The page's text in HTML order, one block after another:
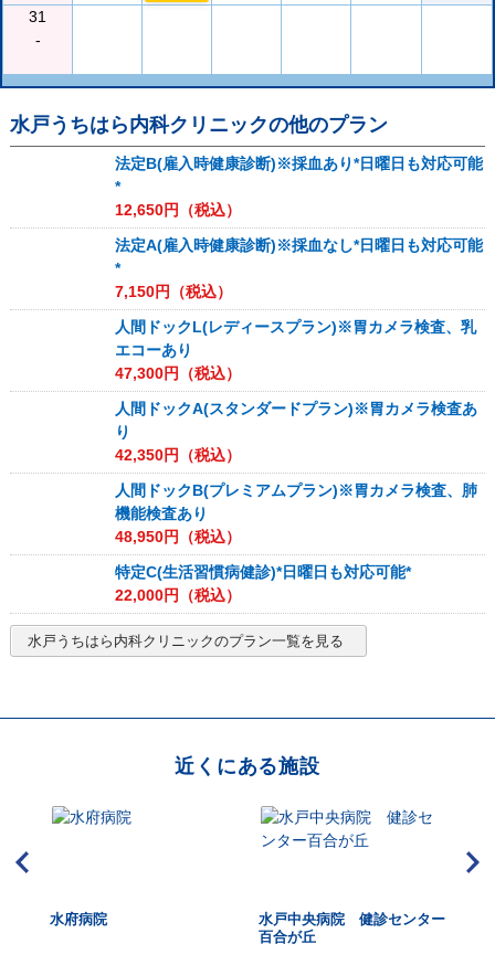
31
-
水戸うちはら内科クリニックの他のプラン
法定B(雇入時健康診断)※採血あり*日曜日も対応可能
*
12,650円（税込）
法定A(雇入時健康診断)※採血なし*日曜日も対応可能
*
7,150円（税込）
人間ドックL(レディースプラン)※胃カメラ検査、乳
エコーあり
47,300円（税込）
人間ドックA(スタンダードプラン)※胃カメラ検査あ
り
42,350円（税込）
人間ドックB(プレミアムプラン)※胃カメラ検査、肺
機能検査あり
48,950円（税込）
特定C(生活習慣病健診)*日曜日も対応可能*
22,000円（税込）
水戸うちはら内科クリニックのプラン一覧を見る
近くにある施設
水府病院
水戸中央病院 健診センター
百合が丘